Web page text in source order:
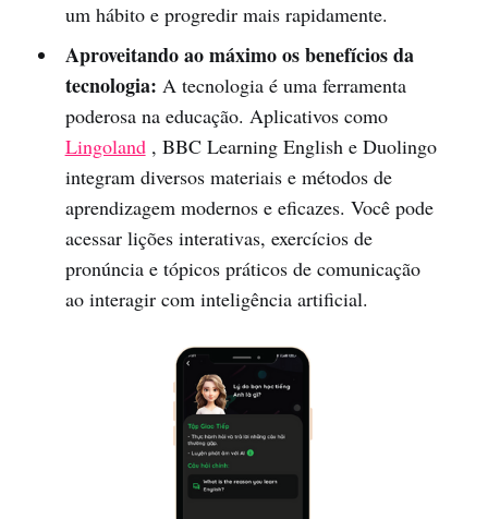
um hábito e progredir mais rapidamente.
Aproveitando ao máximo os benefícios da
tecnologia: A tecnologia é uma ferramenta
poderosa na educação. Aplicativos como
Lingoland, BBC Learning English e Duolingo
integram diversos materiais e métodos de
aprendizagem modernos e eficazes. Você pode
acessar lições interativas, exercícios de
pronúncia e tópicos práticos de comunicação
ao interagir com inteligência artificial.